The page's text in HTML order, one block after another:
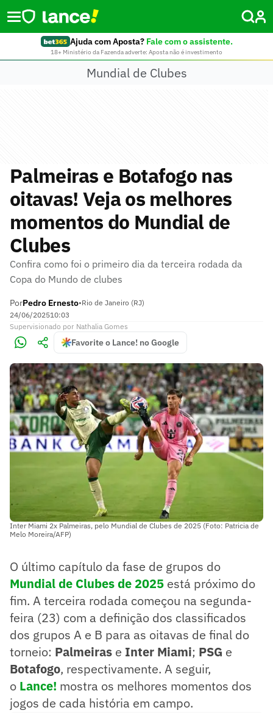
Ajuda com Aposta? Fale com o assistente.
18+ Ministério da Fazenda adverte: Aposta não é investimento
Mundial de Clubes
Palmeiras e Botafogo nas
oitavas! Veja os melhores
momentos do Mundial de
Clubes
Confira como foi o primeiro dia da terceira rodada da
Copa do Mundo de clubes
PorPedro Ernesto•Rio de Janeiro (RJ)
24/06/202510:03
Supervisionado por Nathalia Gomes
Favorite o Lance! no Google
Inter Miami 2x Palmeiras, pelo Mundial de Clubes de 2025 (Foto: Patricia de
Melo Moreira/AFP)
O último capítulo da fase de grupos do
Mundial de Clubes de 2025 está próximo do
fim. A terceira rodada começou na segunda-
feira (23) com a definição dos classificados
dos grupos A e B para as oitavas de final do
torneio: Palmeiras e Inter Miami; PSG e
Botafogo, respectivamente. A seguir,
o Lance! mostra os melhores momentos dos
jogos de cada história em campo.